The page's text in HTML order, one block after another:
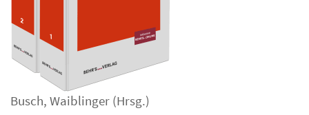
Busch, Waiblinger (Hrsg.)